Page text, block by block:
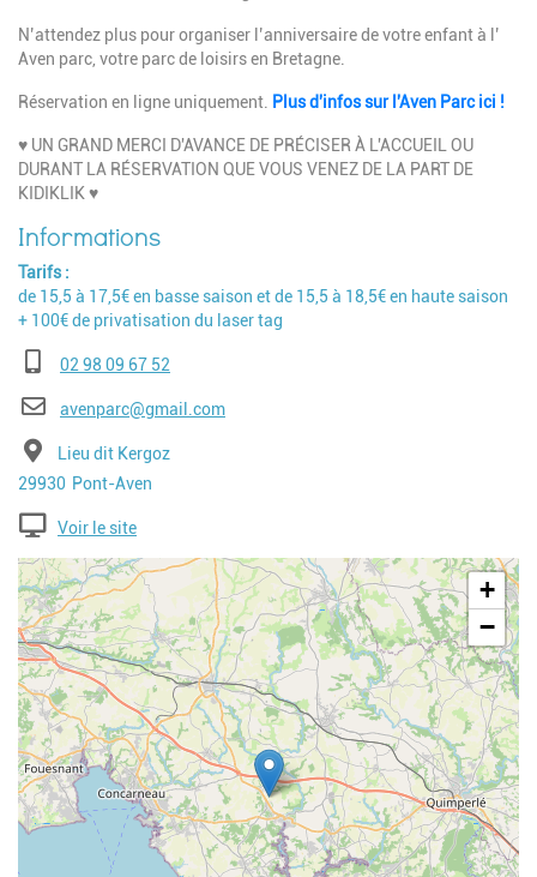
N’attendez plus pour organiser l’anniversaire de votre enfant à l’
Aven parc, votre parc de loisirs en Bretagne.
Réservation en ligne uniquement. Plus d'infos sur l'Aven Parc ici !
♥ UN GRAND MERCI D'AVANCE DE PRÉCISER À L'ACCUEIL OU
DURANT LA RÉSERVATION QUE VOUS VENEZ DE LA PART DE
KIDIKLIK ♥
Tarifs
de 15,5 à 17,5€ en basse saison et de 15,5 à 18,5€ en haute saison
+ 100€ de privatisation du laser tag
Téléphone02 98 09 67 52
E-mailavenparc@gmail.com
AdresseLieu dit Kergoz
Code postal
29930 Ville
Pont-Aven
Voir le site
Geolocalisation
+
−